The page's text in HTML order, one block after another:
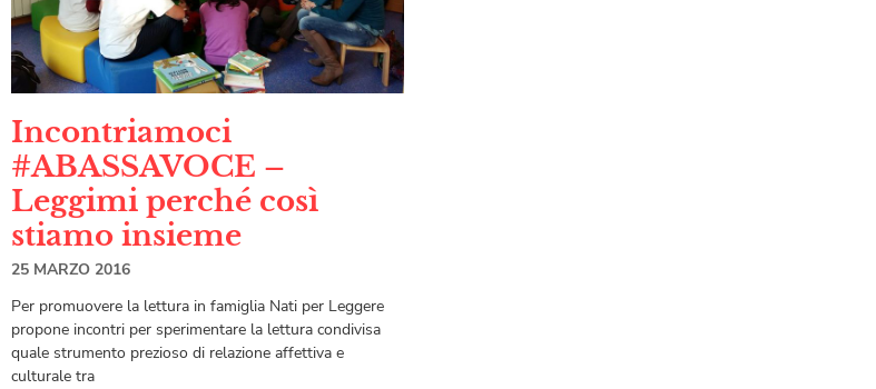
Incontriamoci
#ABASSAVOCE –
Leggimi perché così
stiamo insieme
25 MARZO 2016
Per promuovere la lettura in famiglia Nati per Leggere
propone incontri per sperimentare la lettura condivisa
quale strumento prezioso di relazione affettiva e
culturale tra